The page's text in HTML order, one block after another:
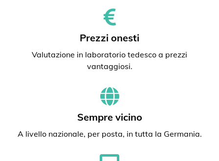
Prezzi onesti
Valutazione in laboratorio tedesco a prezzi
vantaggiosi.
Sempre vicino
A livello nazionale, per posta, in tutta la Germania.